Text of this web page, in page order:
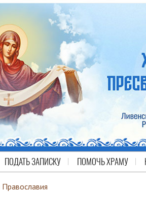
ПОДАТЬ ЗАПИСКУ ПОМОЧЬ ХРАМУ